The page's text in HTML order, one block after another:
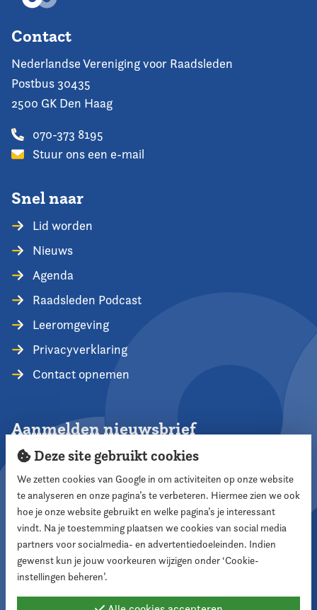
Contact
Nederlandse Vereniging voor Raadsleden
Postbus 30435
2500 GK Den Haag
070-373 8195
Stuur ons een e-mail
Snel naar
Lid worden
Nieuws
Agenda
Raadsleden Podcast
Leeromgeving
Privacyverklaring
Contact opnemen
Aanmelden nieuwsbrief
Aanmelden
Volg ons
Deze site gebruikt cookies
We zetten cookies van Google in om activiteiten op onze website
te analyseren en onze pagina’s te verbeteren. Hiermee zien we ook
hoe je onze website gebruikt en welke pagina’s je interessant
vindt. Na je toestemming plaatsen we cookies van social media
partners voor socialmedia- en advertentiedoeleinden. Indien
gewenst kun je jouw voorkeuren wijzigen onder ‘Cookie-
instellingen beheren’.